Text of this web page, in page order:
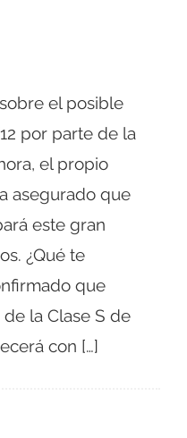
el posible
por parte de la
el propio
asegurado que
este gran
¿Qué te
que
la Clase S de
con […]